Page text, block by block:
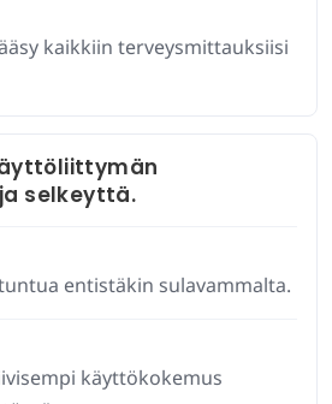
kaikkiin terveysmittauksiisi
selkeyttä.
entistäkin sulavammalta.
käyttökokemus